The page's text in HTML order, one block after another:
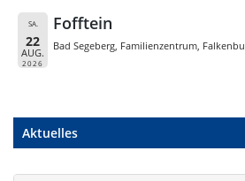
SA.
22
AUG.
2026
Fofftein
Bad Segeberg, Familienzentrum,
Aktuelles